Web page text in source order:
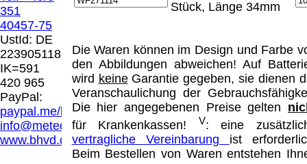
351
40457-75
UstId: DE
223905118
IK=591
420 965
PayPal:
paypal.me/blindenhilfsmittel
info@meteor.vision
www.bhvd.de
Stück, Länge 34mm
Die Waren können im Design und Farbe
den Abbildungen abweichen! Auf
wird keineGarantie gegeben, sie dienen
Veranschaulichung der
Die hier angegebenen Preise gelten
für Krankenkassen!
V: eine
vertragliche Vereinbarung ist
Beim Bestellen von Waren entstehen
technische Änderungen vorbehalten.
letzte Änderung: 1. Januar 2026 Blinden
Hilfsmittel Vertrieb Dresden,
Mit einem Urteil vom 12.05.1998 - 312 O
85/98 - Haftung für Links hat das Landgericht
Hamburg entschieden, dass man durch die
Anbringung eines Links, die Inhalte der
gelinkten Seite ggf. mit zu verantworten hat.
Dieses kann nur dadurch verhindert werden,
dass man sich ausdrücklich von diesen